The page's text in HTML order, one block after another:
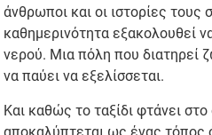
άνθρωποι και οι ιστορίες
καθημερινότητα εξακολουθεί
νερού. Μια πόλη που διατηρεί
να παύει να εξελίσσεται.
Και καθώς το ταξίδι φτάνει
αποκαλύπτεται ως ένας τόπος